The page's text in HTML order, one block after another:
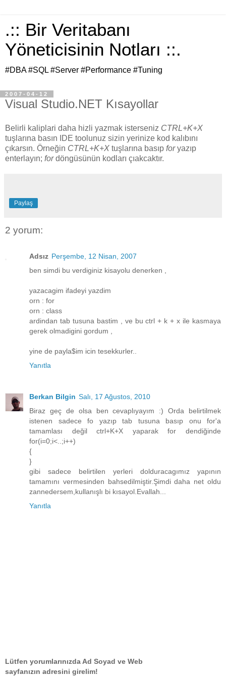
.:: Bir Veritabanı
Yöneticisinin Notları ::.
#DBA #SQL #Server #Performance #Tuning
2007-04-12
Visual Studio.NET Kısayollar
Belirli kaliplari daha hizli yazmak isterseniz CTRL+K+X
tuşlarına basın IDE toolunuz sizin yerinize kod kalıbını
çıkarsın. Örneğin CTRL+K+X tuşlarına basıp foryazıp
enterlayın; fordöngüsünün kodları çıakcaktır.
Paylaş
2 yorum:
Adsız Perşembe, 12 Nisan, 2007
ben simdi bu verdiginiz kisayolu denerken ,
yazacagim ifadeyi yazdim
orn : for
orn : class
ardindan tab tusuna bastim , ve bu ctrl + k + x ile kasmaya
gerek olmadigini gordum ,
yine de payla$im icin tesekkurler..
Yanıtla
Berkan Bilgin Salı, 17 Ağustos, 2010
Biraz geç de olsa ben cevaplıyayım :) Orda belirtilmek
istenen sadece fo yazıp tab tusuna basıp onu for'a
tamamlası değil ctrl+K+X yaparak for dendiğinde
for(i=0;i<..;i++)
{
}
gibi sadece belirtilen yerleri dolduracagımız yapının
tamamını vermesinden bahsedilmiştir.Şimdi daha net oldu
zannedersem,kullanışlı bi kısayol.Evallah...
Yanıtla
Lütfen yorumlarınızda Ad Soyad ve Web
sayfanızın adresini girelim!